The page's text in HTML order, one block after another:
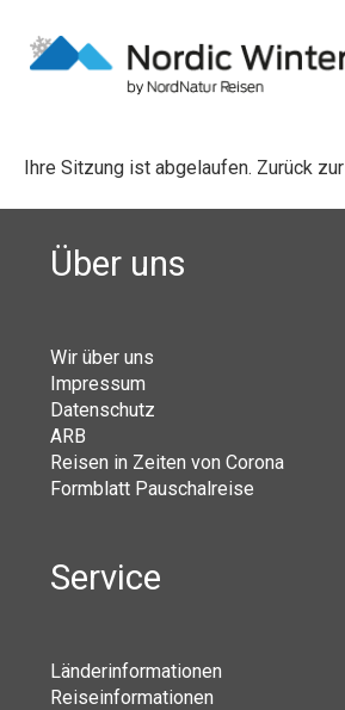
Ihre Sitzung ist abgelaufen. Zurück zur
Über uns
Wir über uns
Impressum
Datenschutz
ARB
Reisen in Zeiten von Corona
Formblatt Pauschalreise
Service
Länderinformationen
Reiseinformationen